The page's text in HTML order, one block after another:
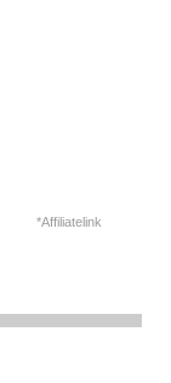
*Affiliatelink